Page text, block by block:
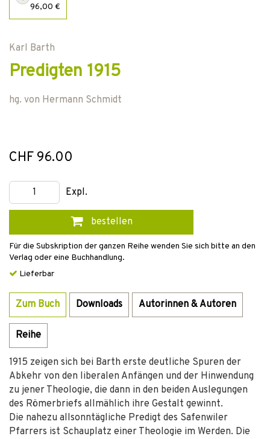
96,00 €
Karl Barth
Predigten 1915
hg. von Hermann Schmidt
CHF 96.00
Expl.
bestellen
Für die Subskription der ganzen Reihe wenden Sie sich bitte an den
Verlag oder eine Buchhandlung.
Lieferbar
Zum Buch Downloads Autorinnen & Autoren
Reihe
1915 zeigen sich bei Barth erste deutliche Spuren der
Abkehr von den liberalen Anfängen und der Hinwendung
zu jener Theologie, die dann in den beiden Auslegungen
des Römerbriefs allmählich ihre Gestalt gewinnt.
Die nahezu allsonntägliche Predigt des Safenwiler
Pfarrers ist Schauplatz einer Theologie im Werden. Die